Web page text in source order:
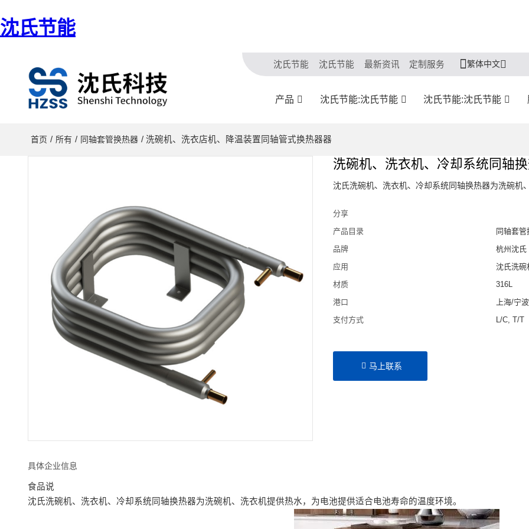
沈氏节能
沈氏节能 沈氏节能 最新资讯 定制服务 繁体中文
产品 沈氏节能:沈氏节能 沈氏节能:沈氏节能
首页 / 所有 / 同轴套管换热器 / 洗碗机、洗衣店机、降温装置同轴管式换热器器
洗碗机、洗衣机、冷却系统同轴
沈氏洗碗机、洗衣机、冷却系统同轴换热器为洗碗机
分享
产品目录
同轴套管
品牌
杭州沈氏
应用
沈氏洗碗
材质
316L
港口
上海/宁波
支付方式
L/C, T/T
马上联系
具体企业信息
食品说
沈氏洗碗机、洗衣机、冷却系统同轴换热器为洗碗机、洗衣机提供热水，为电池提供适合电池寿命的温度环境。